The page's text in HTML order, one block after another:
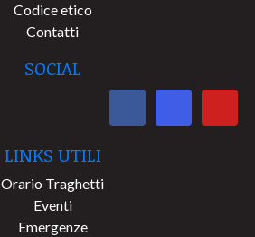
Codice etico
Contatti
SOCIAL
LINKS UTILI
Orario Traghetti
Eventi
Emergenze